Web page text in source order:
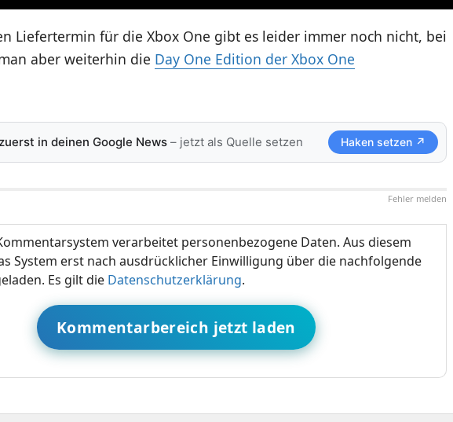
Liefertermin für die Xbox One gibt es leider immer noch nicht, bei
aber weiterhin die Day One Edition der Xbox One
in deinen Google News– jetzt als Quelle setzen Haken setzen ↗
Fehler melden
verarbeitet personenbezogene Daten. Aus diesem
System erst nach ausdrücklicher Einwilligung über die nachfolgende
Es gilt die Datenschutzerklärung.
Kommentarbereich jetzt laden